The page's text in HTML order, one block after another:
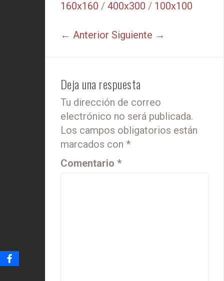
160x160 / 400x300 / 100x100
← Anterior Siguiente →
Deja una respuesta
Tu dirección de correo
electrónico no será publicada.
Los campos obligatorios están
marcados con *
Comentario *